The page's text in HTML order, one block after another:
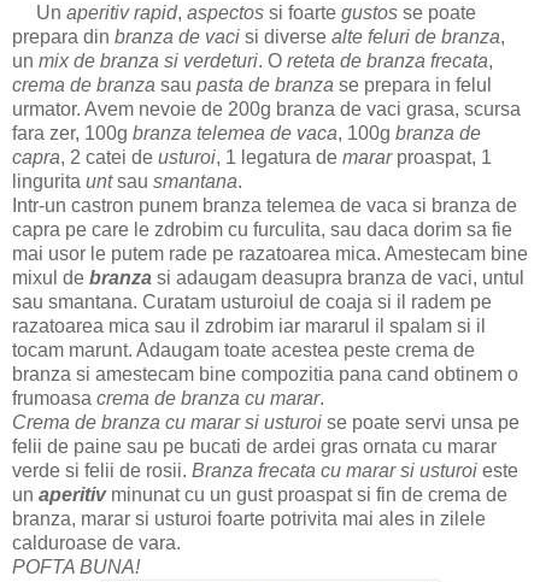
Un aperitiv rapid, aspectos si foarte gustos se poate
prepara din branza de vaci si diverse alte feluri de branza,
un mix de branza si verdeturi. O reteta de branza frecata,
crema de branza sau pasta de branza se prepara in felul
urmator. Avem nevoie de 200g branza de vaci grasa, scursa
fara zer, 100g branza telemea de vaca, 100g branza de
capra, 2 catei de usturoi, 1 legatura de mararproaspat, 1
lingurita untsau smantana.
Intr-un castron punem branza telemea de vaca si branza de
capra pe care le zdrobim cu furculita, sau daca dorim sa fie
mai usor le putem rade pe razatoarea mica. Amestecam bine
mixul de branza si adaugam deasupra branza de vaci, untul
sau smantana. Curatam usturoiul de coaja si il radem pe
razatoarea mica sau il zdrobim iar mararul il spalam si il
tocam marunt. Adaugam toate acestea peste crema de
branza si amestecam bine compozitia pana cand obtinem o
frumoasa crema de branza cu marar.
Crema de branza cu marar si usturoi se poate servi unsa pe
felii de paine sau pe bucati de ardei gras ornata cu marar
verde si felii de rosii. Branza frecata cu marar si usturoi este
un aperitivminunat cu un gust proaspat si fin de crema de
branza, marar si usturoi foarte potrivita mai ales in zilele
calduroase de vara.
POFTA BUNA!